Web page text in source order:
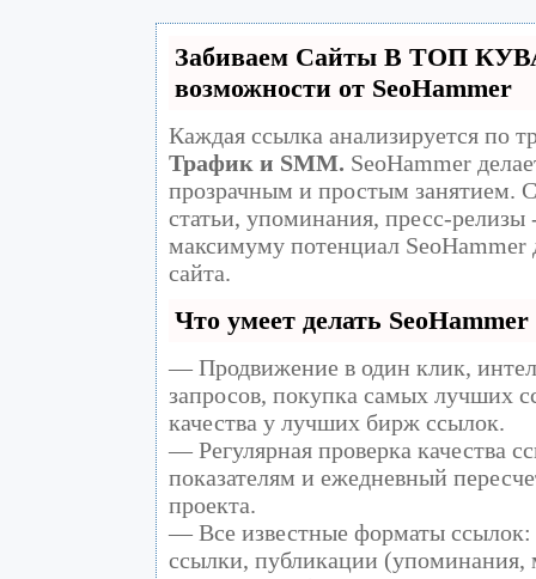
Забиваем Сайты В ТОП
возможности от SeoHammer
Каждая ссылка анализируется по
Трафик и SMM. SeoHammer
прозрачным и простым занятием.
статьи, упоминания, пресс-релизы
максимуму потенциал SeoHammer
сайта.
Что умеет делать SeoHammer
— Продвижение в один клик,
запросов, покупка самых лучших
качества у лучших бирж ссылок.
— Регулярная проверка качества
показателям и ежедневный
проекта.
— Все известные форматы ссылок:
ссылки, публикации (упоминания,